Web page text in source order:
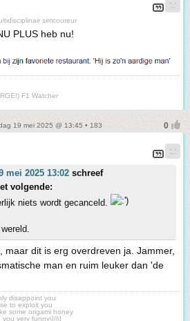
simcoureur
PLUS heb nu!
F1 Watcher
19 mei 2025 @ 13:45 • 183
mei 2025 13:02 schreef
volgende:
niets wordt gecanceld.
maar dit is erg overdreven ja. Jammer,
man en ruim leuker dan 'de
disappoint you
to exploit you
some origami honey
very funny\[/i\]